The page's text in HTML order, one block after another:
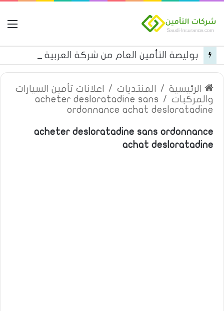
الرئيسية / المنتديات /
اعلانات تأمين السيارات
والمركبات /
acheter desloratadine sans
ordonnance achat desloratadine
acheter desloratadine sans ordonnance
achat desloratadine